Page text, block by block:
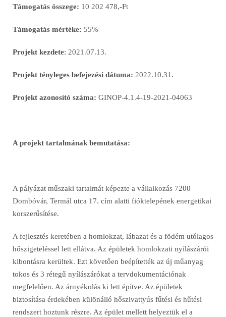
Támogatás összege: 10 202 478,-Ft
Támogatás mértéke: 55%
Projekt kezdete: 2021.07.13.
Projekt tényleges befejezési dátuma: 2022.10.31.
Projekt azonosító száma: GINOP-4.1.4-19-2021-04063
A projekt tartalmának bemutatása:
A pályázat műszaki tartalmát képezte a vállalkozás 7200
Dombóvár, Termál utca 17. cím alatti fióktelepének energetikai
korszerűsítése.
A fejlesztés keretében a homlokzat, lábazat és a födém utólagos
hőszigeteléssel lett ellátva. Az épületek homlokzati nyílászárói
kibontásra kerültek. Ezt követően beépítették az új műanyag
tokos és 3 rétegű nyílászárókat a tervdokumentációnak
megfelelően. Az árnyékolás ki lett építve. Az épületek
biztosítása érdekében különálló hőszivattyús fűtési és hűtési
rendszert hoztunk részre. Az épület mellett helyeztük el a